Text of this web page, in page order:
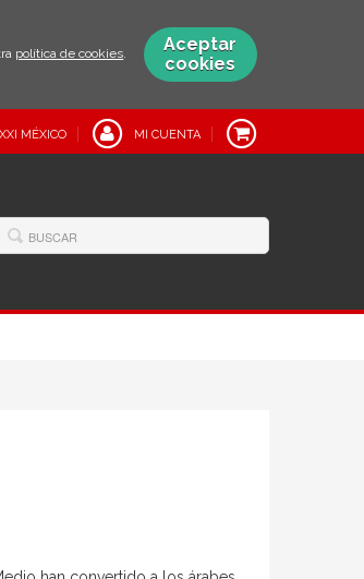
política de cookies.
Aceptar
cookies
MÉXICO MI CUENTA